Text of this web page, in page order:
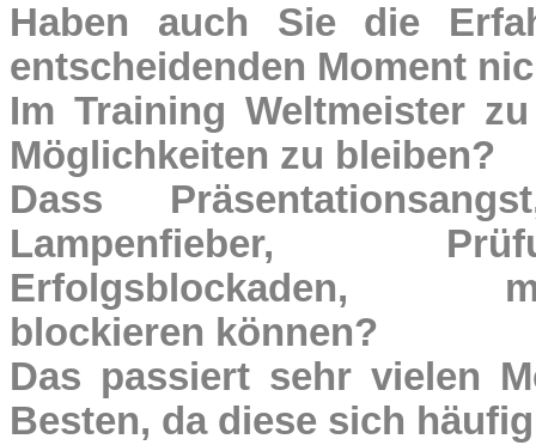
Haben auch Sie die
entscheidenden Moment
Im Training Weltmeister
Möglichkeiten zu bleiben?
Dass
Lampenfieber,
Erfolgsblockaden,
blockieren können?
Das passiert sehr vielen
Besten, da diese sich